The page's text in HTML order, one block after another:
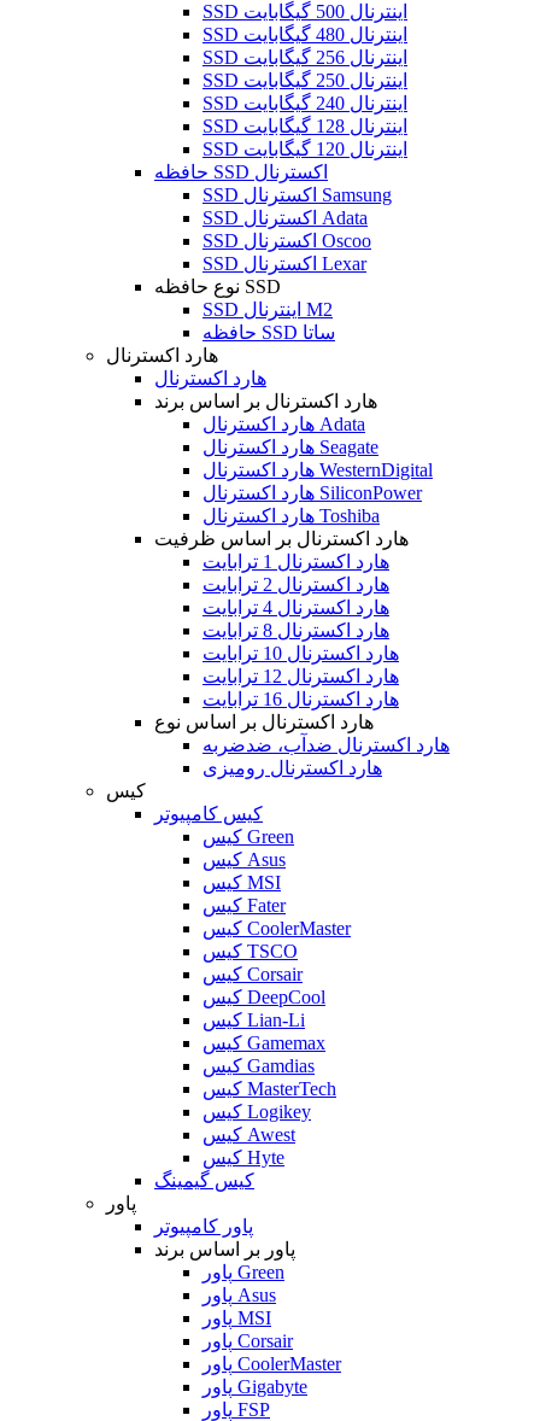
SSD اینترنال 500 گیگابایت
SSD اینترنال 480 گیگابایت
SSD اینترنال 256 گیگابایت
SSD اینترنال 250 گیگابایت
SSD اینترنال 240 گیگابایت
SSD اینترنال 128 گیگابایت
SSD اینترنال 120 گیگابایت
حافظه SSD اکسترنال
SSD اکسترنال Samsung
SSD اکسترنال Adata
SSD اکسترنال Oscoo
SSD اکسترنال Lexar
نوع حافظه SSD
SSD اینترنال M2
حافظه SSD ساتا
هارد اکسترنال
هارد اکسترنال
هارد اکسترنال بر اساس برند
هارد اکسترنال Adata
هارد اکسترنال Seagate
هارد اکسترنال WesternDigital
هارد اکسترنال SiliconPower
هارد اکسترنال Toshiba
هارد اکسترنال بر اساس ظرفیت
هارد اکسترنال 1 ترابایت
هارد اکسترنال 2 ترابایت
هارد اکسترنال 4 ترابایت
هارد اکسترنال 8 ترابایت
هارد اکسترنال 10 ترابایت
هارد اکسترنال 12 ترابایت
هارد اکسترنال 16 ترابایت
هارد اکسترنال بر اساس نوع
هارد اکسترنال ضدآب، ضدضربه
هارد اکسترنال رومیزی
کیس
کیس کامپیوتر
کیس Green
کیس Asus
کیس MSI
کیس Fater
کیس CoolerMaster
کیس TSCO
کیس Corsair
کیس DeepCool
کیس Lian-Li
کیس Gamemax
کیس Gamdias
کیس MasterTech
کیس Logikey
کیس Awest
کیس Hyte
کیس گیمینگ
پاور
پاور کامپیوتر
پاور بر اساس برند
پاور Green
پاور Asus
پاور MSI
پاور Corsair
پاور CoolerMaster
پاور Gigabyte
پاور FSP